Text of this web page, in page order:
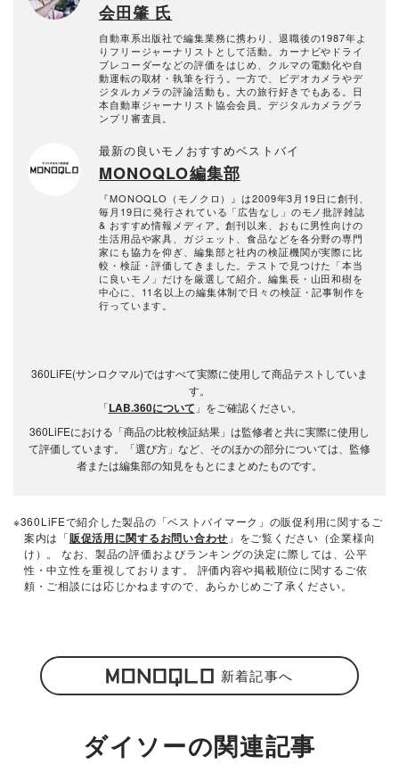
会田肇 氏
自動車系出版社で編集業務に携わり、退職後の1987年よ
りフリージャーナリストとして活動。カーナビやドライ
ブレコーダーなどの評価をはじめ、クルマの電動化や自
動運転の取材・執筆を行う。一方で、ビデオカメラやデ
ジタルカメラの評論活動も。大の旅行好きでもある。日
本自動車ジャーナリスト協会会員。デジタルカメラグラ
ンプリ審査員。
最新の良いモノおすすめベストバイ
MONOQLO編集部
『MONOQLO（モノクロ）』は2009年3月19日に創刊、
毎月19日に発行されている「広告なし」のモノ批評雑誌
& おすすめ情報メディア。創刊以来、おもに男性向けの
生活用品や家具、ガジェット、食品などを各分野の専門
家にも協力を仰ぎ、編集部と社内の検証機関が実際に比
較・検証・評価してきました。テストで見つけた「本当
に良いモノ」だけを厳選して紹介。編集長・山田和樹を
中心に、11名以上の編集体制で日々の検証・記事制作を
行っています。
360LiFE(サンロクマル)ではすべて実際に使用して商品テストしていま
す。
「LAB.360について 」をご確認ください。
360LiFEにおける「商品の比較検証結果」は監修者と共に実際に使用し
て評価しています。「選び方」など、そのほかの部分については、監修
者または編集部の知見をもとにまとめたものです。
※360LiFEで紹介した製品の「ベストバイマーク」の販促利用に関するご
案内は「販促活用に関するお問い合わせ 」をご覧ください（企業様向
け）。 なお、製品の評価およびランキングの決定に際しては、公平
性・中立性を重視しております。 評価内容や掲載順位に関するご依
頼・ご相談には応じかねますので、あらかじめご了承ください。
新着記事へ
ダイソーの関連記事